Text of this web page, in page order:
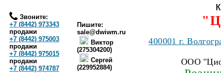
Звоните:
+7 (8442) 973343
продажи
+7 (8442) 975003
продажи
+7 (8442) 975015
продажи
+7 (8442) 974787
Пишите:
sale@dwiwm.ru
Виктор
(275304200)
Сергей
(229952884)
400001г.
ООО